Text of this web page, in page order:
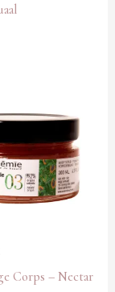
Corps – Nectar